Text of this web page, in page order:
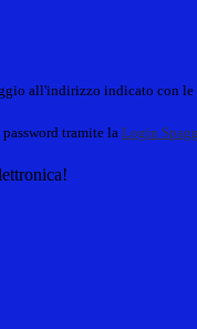
all'indirizzo indicato con le
tramite la Login